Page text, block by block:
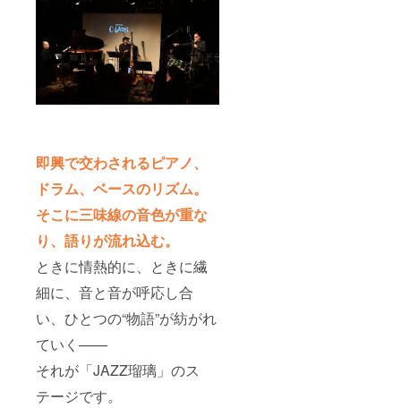
即興で交わされるピアノ、
ドラム、ベースのリズム。
そこに三味線の音色が重な
り、語りが流れ込む。
ときに情熱的に、ときに繊
細に、音と音が呼応し合
い、ひとつの“物語”が紡がれ
ていく——
それが「JAZZ瑠璃」のス
テージです。